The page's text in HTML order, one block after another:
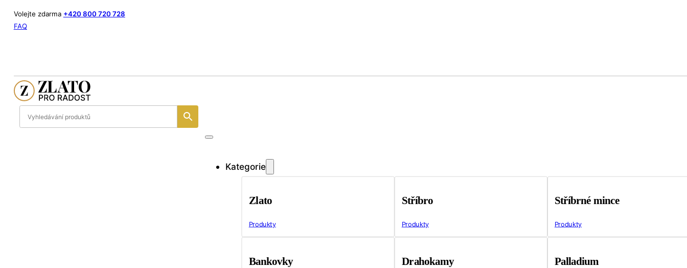
Volejte zdarma +420 800 720 728
FAQ
Kategorie
Zlato
Produkty
Stříbro
Produkty
Stříbrné mince
Produkty
Bankovky Drahokamy Palladium